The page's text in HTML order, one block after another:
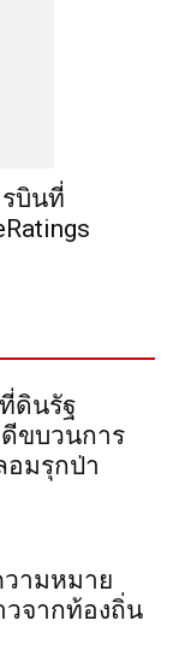
รบินที่
ดินรัฐ
ขบวนการ
มรุกป่า
ามหมาย
วจากท้องถิ่น